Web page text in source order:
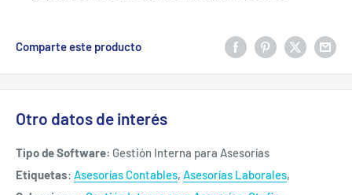
Comparte este producto
Otro datos de interés
Tipo de Software: Gestión Interna para Asesorías
Etiquetas: Asesorías Contables, Asesorías Laborales,